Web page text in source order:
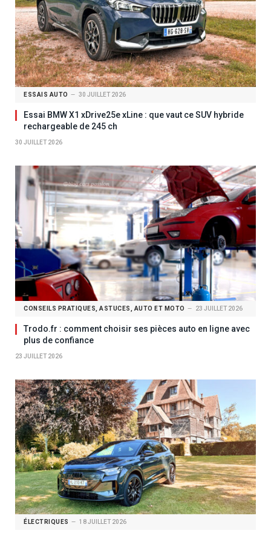
ESSAIS AUTO 30 JUILLET 2026
Essai BMW X1 xDrive25e xLine : que vaut ce SUV hybride
rechargeable de 245 ch
30 JUILLET 2026
CONSEILS PRATIQUES, ASTUCES, AUTO ET MOTO 23 JUILLET 2026
Trodo.fr : comment choisir ses pièces auto en ligne avec
plus de confiance
23 JUILLET 2026
ÉLECTRIQUES 18 JUILLET 2026